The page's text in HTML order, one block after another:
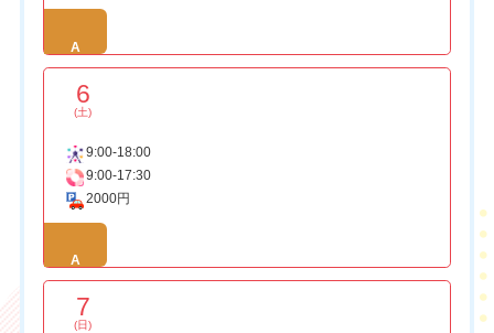
A
6
(土)
9:00-18:00
9:00-17:30
2000円
A
7
(日)